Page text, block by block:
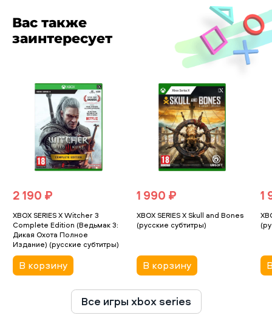
Вас также
заинтересует
2 190 ₽
XBOX SERIES X Witcher 3
Complete Edition (Ведьмак 3:
Дикая Охота Полное
Издание) (русские субтитры)
В корзину
1 990 ₽
XBOX SERIES X Skull and Bones
(русские субтитры)
В корзину
1
Все игры xbox series